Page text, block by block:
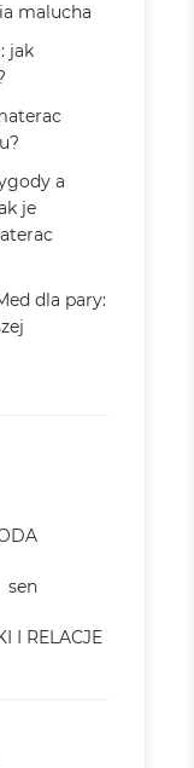
malucha
jak
a
je
dla pary:
sen
I RELACJE